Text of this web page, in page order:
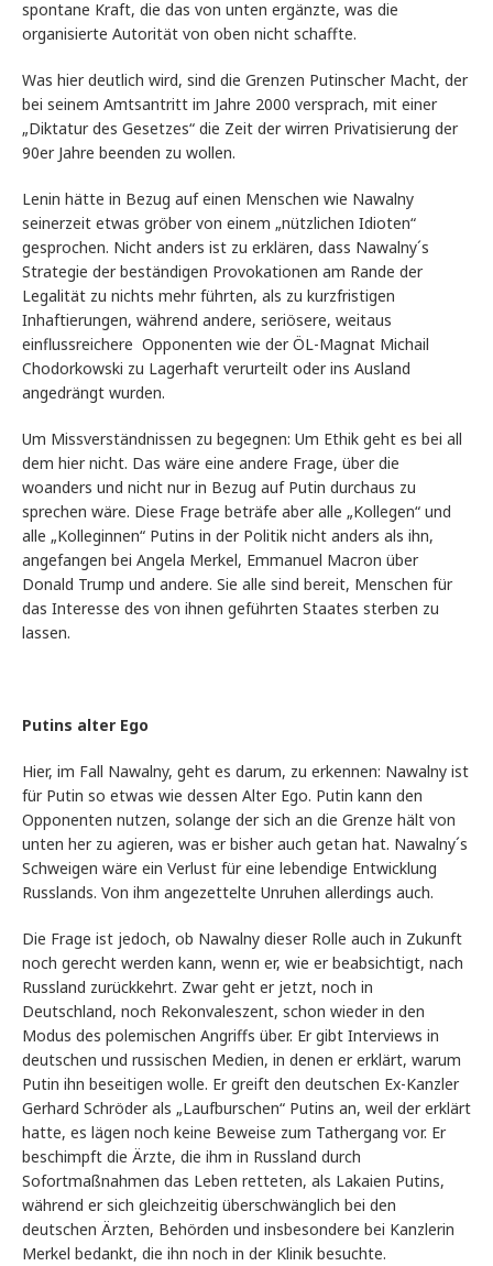
spontane Kraft, die das von unten ergänzte, was die
organisierte Autorität von oben nicht schaffte.
Was hier deutlich wird, sind die Grenzen Putinscher Macht, der
bei seinem Amtsantritt im Jahre 2000 versprach, mit einer
„Diktatur des Gesetzes“ die Zeit der wirren Privatisierung der
90er Jahre beenden zu wollen.
Lenin hätte in Bezug auf einen Menschen wie Nawalny
seinerzeit etwas gröber von einem „nützlichen Idioten“
gesprochen. Nicht anders ist zu erklären, dass Nawalny´s
Strategie der beständigen Provokationen am Rande der
Legalität zu nichts mehr führten, als zu kurzfristigen
Inhaftierungen, während andere, seriösere, weitaus
einflussreichere Opponenten wie der ÖL-Magnat Michail
Chodorkowski zu Lagerhaft verurteilt oder ins Ausland
angedrängt wurden.
Um Missverständnissen zu begegnen: Um Ethik geht es bei all
dem hier nicht. Das wäre eine andere Frage, über die
woanders und nicht nur in Bezug auf Putin durchaus zu
sprechen wäre. Diese Frage beträfe aber alle „Kollegen“ und
alle „Kolleginnen“ Putins in der Politik nicht anders als ihn,
angefangen bei Angela Merkel, Emmanuel Macron über
Donald Trump und andere. Sie alle sind bereit, Menschen für
das Interesse des von ihnen geführten Staates sterben zu
lassen.
Putins alter Ego
Hier, im Fall Nawalny, geht es darum, zu erkennen: Nawalny ist
für Putin so etwas wie dessen Alter Ego. Putin kann den
Opponenten nutzen, solange der sich an die Grenze hält von
unten her zu agieren, was er bisher auch getan hat. Nawalny´s
Schweigen wäre ein Verlust für eine lebendige Entwicklung
Russlands. Von ihm angezettelte Unruhen allerdings auch.
Die Frage ist jedoch, ob Nawalny dieser Rolle auch in Zukunft
noch gerecht werden kann, wenn er, wie er beabsichtigt, nach
Russland zurückkehrt. Zwar geht er jetzt, noch in
Deutschland, noch Rekonvaleszent, schon wieder in den
Modus des polemischen Angriffs über. Er gibt Interviews in
deutschen und russischen Medien, in denen er erklärt, warum
Putin ihn beseitigen wolle. Er greift den deutschen Ex-Kanzler
Gerhard Schröder als „Laufburschen“ Putins an, weil der erklärt
hatte, es lägen noch keine Beweise zum Tathergang vor. Er
beschimpft die Ärzte, die ihm in Russland durch
Sofortmaßnahmen das Leben retteten, als Lakaien Putins,
während er sich gleichzeitig überschwänglich bei den
deutschen Ärzten, Behörden und insbesondere bei Kanzlerin
Merkel bedankt, die ihn noch in der Klinik besuchte.